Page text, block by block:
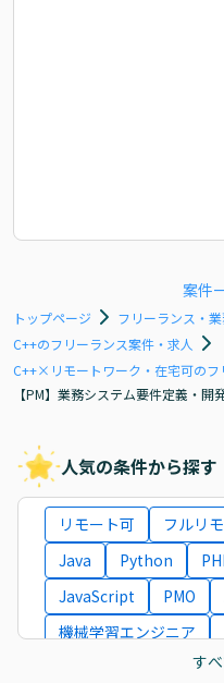
案件
トップページ
フリーランス・
C++のフリーランス案件・求人
C++×リモートワーク・在宅可のフ
【PM】業務システム要件定義・開
人気の条件から探す
リモート可 フルリ
Java
Python
JavaScript
PMO
機械学習エンジニア
す